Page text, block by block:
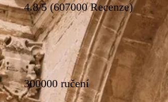
4.8/5 (607000 Recenze)
300000 ručení